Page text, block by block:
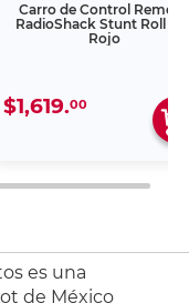
Carro de Control Remoto
RadioShack Stunt Roll
Rojo
$1,619.00
es una
de México